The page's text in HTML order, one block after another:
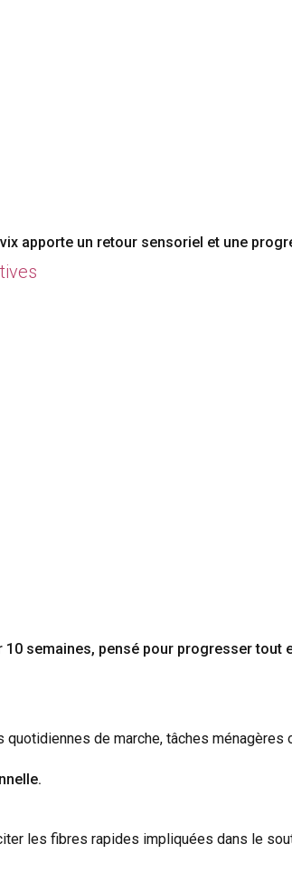
apporte un retour sensoriel et une
semaines, pensé pour progresser tout
de marche, tâches ménagères
les fibres rapides impliquées dans le